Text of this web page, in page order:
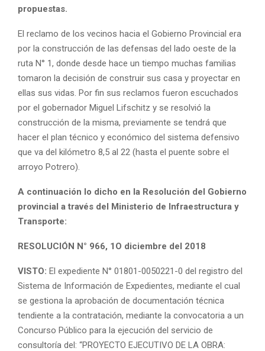
propuestas.
El reclamo de los vecinos hacia el Gobierno Provincial era
por la construcción de las defensas del lado oeste de la
ruta N° 1, donde desde hace un tiempo muchas familias
tomaron la decisión de construir sus casa y proyectar en
ellas sus vidas. Por fin sus reclamos fueron escuchados
por el gobernador Miguel Lifschitz y se resolvió la
construcción de la misma, previamente se tendrá que
hacer el plan técnico y económico del sistema defensivo
que va del kilómetro 8,5 al 22 (hasta el puente sobre el
arroyo Potrero).
A continuación lo dicho en la Resolución del Gobierno
provincial a través del Ministerio de Infraestructura y
Transporte:
RESOLUCIÓN N° 966, 1O diciembre del 2018
VISTO: El expediente N° 01801-0050221-0 del registro del
Sistema de Información de Expedientes, mediante el cual
se gestiona la aprobación de documentación técnica
tendiente a la contratación, mediante la convocatoria a un
Concurso Público para la ejecución del servicio de
consultoría del: “PROYECTO EJECUTIVO DE LA OBRA: